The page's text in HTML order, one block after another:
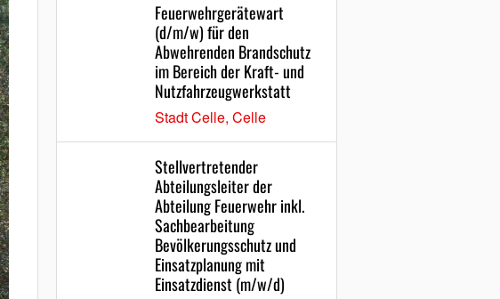
Feuerwehrgerätewart
(d/m/w) für den
Abwehrenden Brandschutz
im Bereich der Kraft- und
Nutzfahrzeugwerkstatt
Stadt Celle, Celle
Stellvertretender
Abteilungsleiter der
Abteilung Feuerwehr inkl.
Sachbearbeitung
Bevölkerungsschutz und
Einsatzplanung mit
Einsatzdienst (m/w/d)